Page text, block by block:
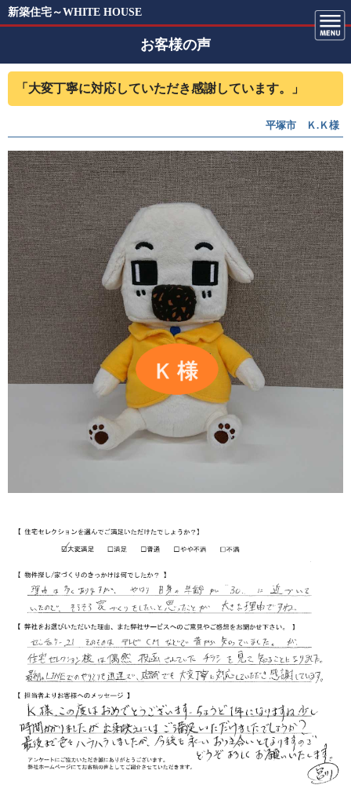
新築住宅～WHITE HOUSE
お客様の声
「大変丁寧に対応していただき感謝しています。」
平塚市 Ｋ.Ｋ様